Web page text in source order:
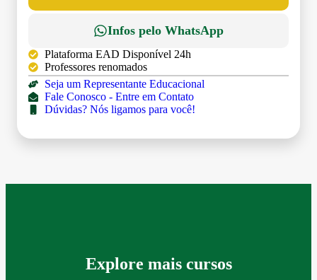
Infos pelo WhatsApp
Plataforma EAD Disponível 24h
Professores renomados
Seja um Representante Educacional
Fale Conosco - Entre em Contato
Dúvidas? Nós ligamos para você!
Explore mais cursos